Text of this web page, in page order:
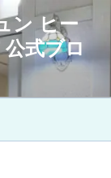
ン ヒー
式ブロ